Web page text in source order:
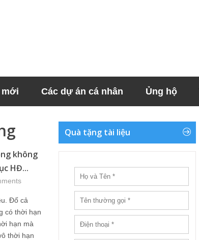
mới Các dự án cá nhân Ủng hộ
không
HĐ...
Đố cả
có thời hạn
hạn mà
thời hạn
Quà tặng tài liệu